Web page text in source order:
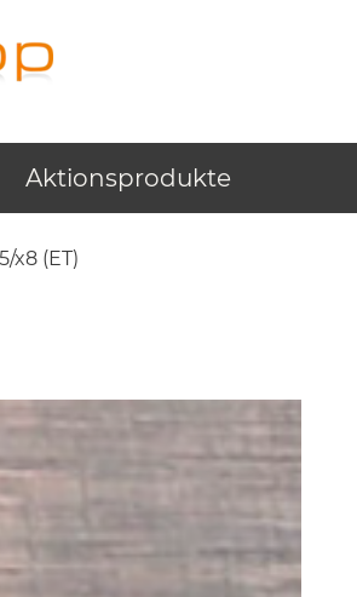
Aktionsprodukte
x8 (ET)